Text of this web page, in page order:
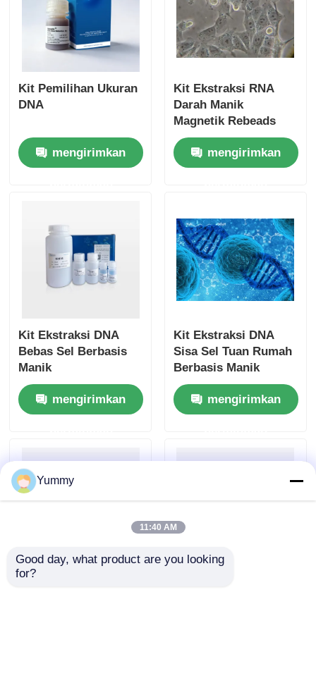
Kit Pemilihan Ukuran
DNA
mengirimkan
Kit Ekstraksi RNA
Darah Manik
Magnetik Rebeads
mengirimkan
Kit Ekstraksi DNA
Bebas Sel Berbasis
Manik
mengirimkan
Kit Ekstraksi DNA
Sisa Sel Tuan Rumah
Berbasis Manik
mengirimkan
Yummy
11:40 AM
Good day, what product are you looking
for?